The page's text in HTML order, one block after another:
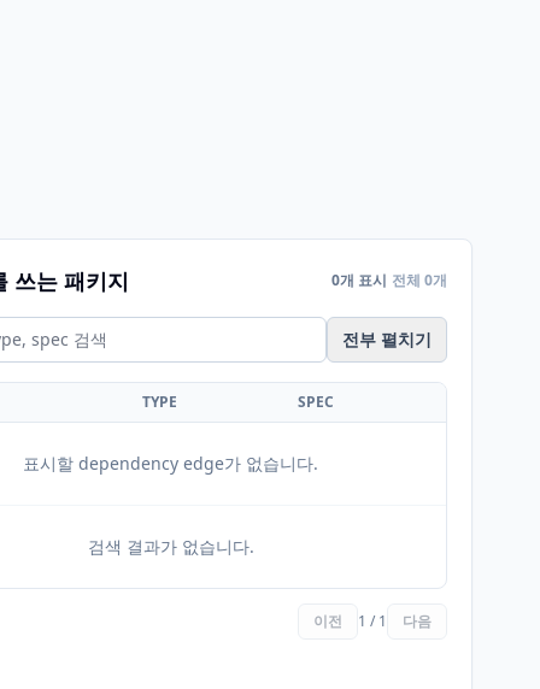
쓰는 패키지 0개 표시 전체 0개
전부 펼치기
TYPE SPEC
표시할 dependency edge가 없습니다.
검색 결과가 없습니다.
이전 1 / 1 다음